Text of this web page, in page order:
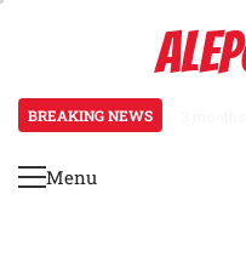
BREAKING NEWS
Primary
Menu